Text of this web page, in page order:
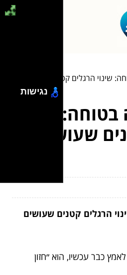
שינוי הרגלים קטנים שעושים
שינוי
שעושים
הרגלים קטנים שעושים
כבר עכשיו, הוא ״חזון
נגישות